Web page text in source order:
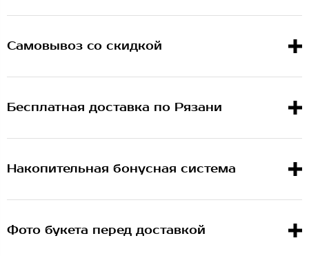
Самовывоз со скидкой
Бесплатная доставка по Рязани
Накопительная бонусная система
Фото букета перед доставкой